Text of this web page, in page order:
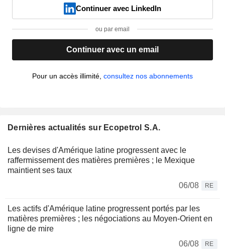
Continuer avec LinkedIn
ou par email
Continuer avec un email
Pour un accès illimité, consultez nos abonnements
Dernières actualités sur Ecopetrol S.A.
Les devises d'Amérique latine progressent avec le
raffermissement des matières premières ; le Mexique
maintient ses taux
06/08
RE
Les actifs d'Amérique latine progressent portés par les
matières premières ; les négociations au Moyen-Orient en
ligne de mire
06/08
RE